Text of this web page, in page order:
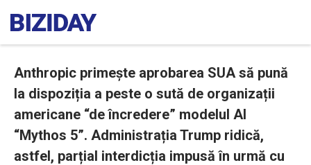
Anthropic primește aprobarea SUA să pună
la dispoziția a peste o sută de organizații
americane “de încredere” modelul AI
“Mythos 5”. Administrația Trump ridică,
astfel, parțial interdicția impusă în urmă cu